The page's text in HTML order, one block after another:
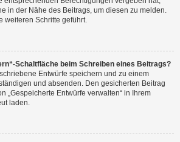
in der Nähe des Beitrags, um diesen zu melden.
weiteren Schritte geführt.
Schaltfläche beim Schreiben eines Beitrags?
Entwürfe speichern und zu einem
und absenden. Den gesicherten Beitrag
„Gespeicherte Entwürfe verwalten“ in Ihrem
laden.